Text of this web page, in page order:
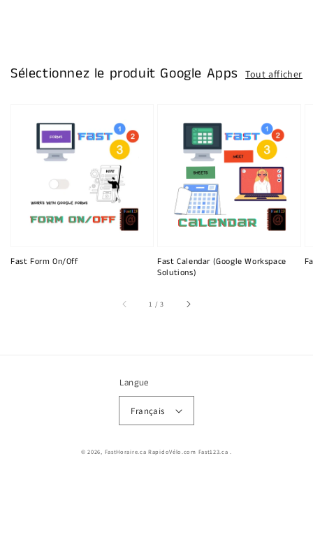
Sélectionnez le produit Google Apps Tout afficher
Fast Form On/Off
Fast Calendar (Google Workspace
Solutions)
1 /sur
3
Langue
Français
© 2026, FastHoraire.ca RapidoVélo.com Fast123.ca